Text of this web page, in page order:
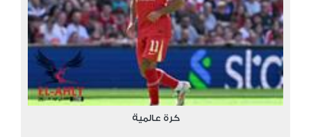
كرة عالمية